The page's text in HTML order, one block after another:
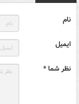
نام
ایمیل
نظر شما *